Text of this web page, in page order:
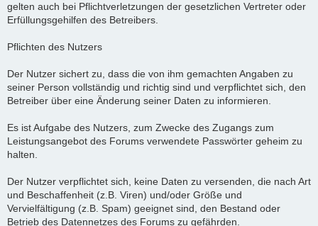
gelten auch bei Pflichtverletzungen der gesetzlichen Vertreter oder
Erfüllungsgehilfen des Betreibers.
Pflichten des Nutzers
Der Nutzer sichert zu, dass die von ihm gemachten Angaben zu
seiner Person vollständig und richtig sind und verpflichtet sich, den
Betreiber über eine Änderung seiner Daten zu informieren.
Es ist Aufgabe des Nutzers, zum Zwecke des Zugangs zum
Leistungsangebot des Forums verwendete Passwörter geheim zu
halten.
Der Nutzer verpflichtet sich, keine Daten zu versenden, die nach Art
und Beschaffenheit (z.B. Viren) und/oder Größe und
Vervielfältigung (z.B. Spam) geeignet sind, den Bestand oder
Betrieb des Datennetzes des Forums zu gefährden.